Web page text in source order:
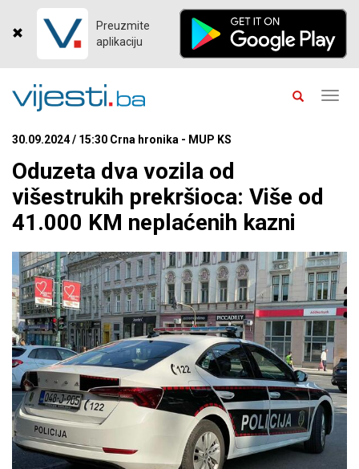
Preuzmite
aplikaciju
30.09.2024 / 15:30 Crna hronika - MUP KS
Oduzeta dva vozila od
višestrukih prekršioca: Više od
41.000 KM neplaćenih kazni